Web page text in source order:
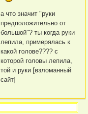
а что значит "руки
предположительно от
большой"? ты когда руки
лепила, примерялась к
какой голове???? с
которой головы лепила,
той и руки [взломанный
сайт]